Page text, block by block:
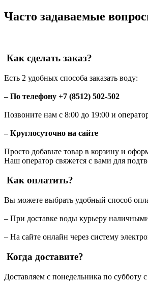
Часто задаваемые
Как сделать заказ?
Есть 2 удобных способа заказать воду:
– По телефону +7 (8512) 502-502
Позвоните нам с 8:00 до 19:00 и
– Круглосуточно на сайте
Просто добавьте товар в корзину и
Наш оператор свяжется с вами для
Как оплатить?
Вы можете выбрать удобный способ
– При доставке воды курьеру
– На сайте онлайн через систему
Когда доставите?
Доставляем с понедельника по субботу